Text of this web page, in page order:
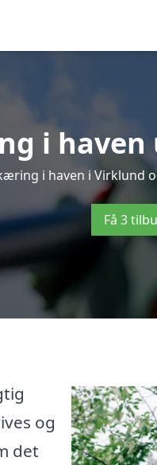
i
i haven i
Få 3
og
det